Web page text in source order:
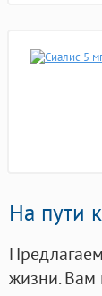
На пути
жизни. Вам